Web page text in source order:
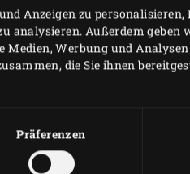
Anzeigen zu
analysieren. Außerdem
Medien, Werbung und
die Sie ihnen
Präferenzen